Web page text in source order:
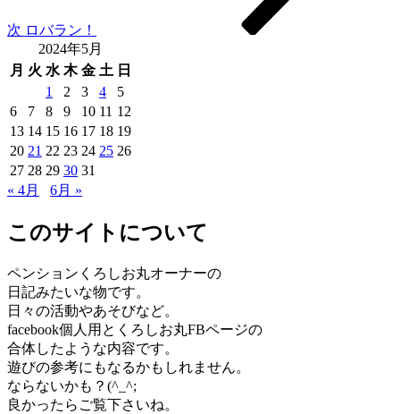
次 ロバラン！
2024年5月
月 火 水 木 金 土 日
1
2 3 4
5
6
7 8 9 10 11 12
13 14 15 16 17 18 19
20 21 22 23 24 25 26
27 28 29 30 31
« 4月
6月 »
このサイトについて
ペンションくろしお丸オーナーの
日記みたいな物です。
日々の活動やあそびなど。
facebook個人用とくろしお丸FBページの
合体したような内容です。
遊びの参考にもなるかもしれません。
ならないかも？(^_^;
良かったらご覧下さいね。